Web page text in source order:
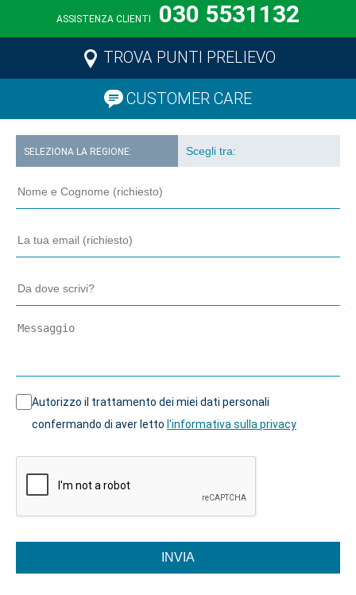
ASSISTENZA CLIENTI 030 5531132
TROVA PUNTI PRELIEVO
CUSTOMER CARE
SELEZIONA LA REGIONE:
Autorizzo il trattamento dei miei dati personali
confermando di aver letto l'informativa sulla privacy
INVIA